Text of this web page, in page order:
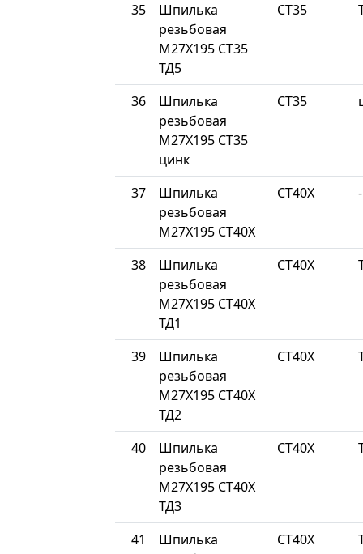
35
Шпилька
резьбовая
М27Х195 СТ35
ТД5
СТ35
36
Шпилька
резьбовая
М27Х195 СТ35
цинк
СТ35
37
Шпилька
резьбовая
М27Х195 СТ40Х
СТ40Х -
38
Шпилька
резьбовая
М27Х195 СТ40Х
ТД1
СТ40Х
39
Шпилька
резьбовая
М27Х195 СТ40Х
ТД2
СТ40Х
40
Шпилька
резьбовая
М27Х195 СТ40Х
ТД3
СТ40Х
41
Шпилька
СТ40Х